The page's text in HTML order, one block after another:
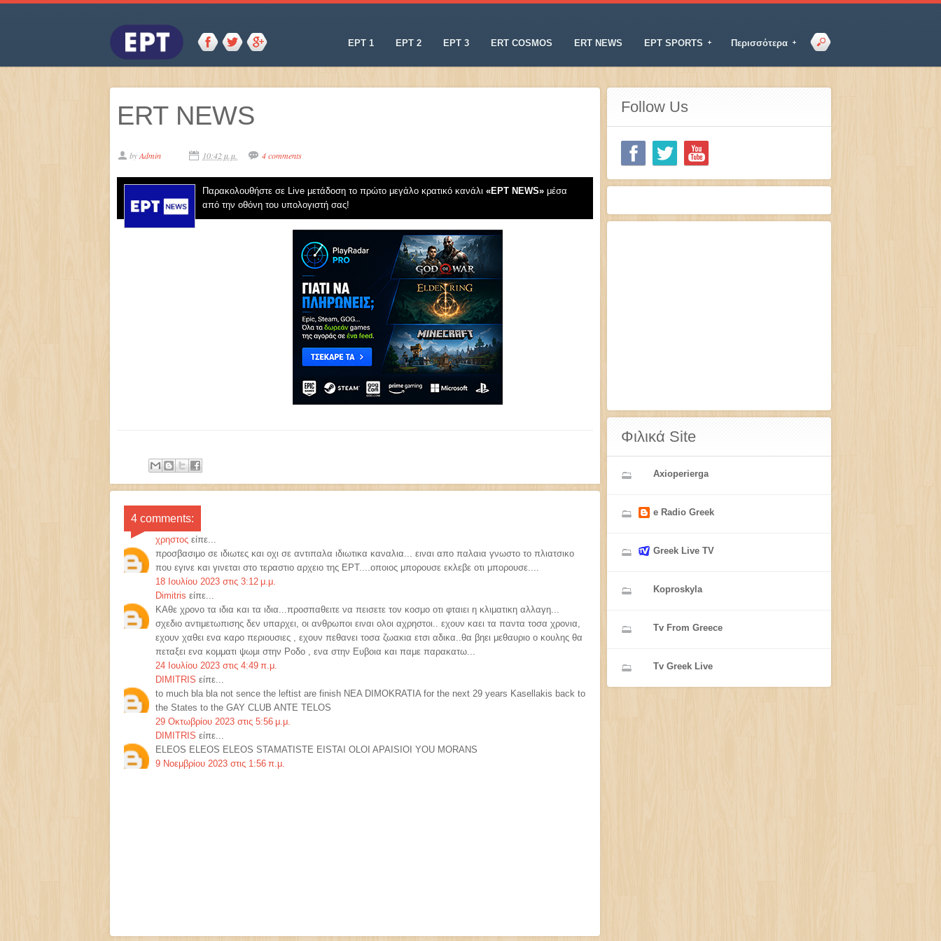
ΕΡΤ 1 ΕΡΤ 2 ΕΡΤ 3 ERT COSMOS ERT NEWS ΕΡΤ SPORTS Περισσότερα
ERT NEWS
byAdmin 10:42 μ.μ. 4 comments
Παρακολουθήστε σε Live μετάδοση το πρώτο μεγάλο κρατικό κανάλι «EΡT NEWS» μέσα
από την οθόνη του υπολογιστή σας!
4 comments:
χρηστος είπε...
προσβασιμο σε ιδιωτες και οχι σε αντιπαλα ιδιωτικα καναλια... ειναι απο παλαια γνωστο το πλιατσικο
που εγινε και γινεται στο τεραστιο αρχειο της ΕΡΤ....οποιος μπορουσε εκλεβε οτι μπορουσε....
18 Ιουλίου 2023 στις 3:12 μ.μ.
Dimitris είπε...
ΚΑθε χρονο τα ιδια και τα ιδια...προσπαθειτε να πεισετε τον κοσμο οτι φταιει η κλιματικη αλλαγη...
σχεδιο αντιμετωπισης δεν υπαρχει, οι ανθρωποι ειναι ολοι αχρηστοι.. εχουν καει τα παντα τοσα χρονια,
εχουν χαθει ενα καρο περιουσιες , εχουν πεθανει τοσα ζωακια ετσι αδικα..θα βηει μεθαυριο ο κουλης θα
πεταξει ενα κομματι ψωμι στην Ροδο , ενα στην Ευβοια και παμε παρακατω...
24 Ιουλίου 2023 στις 4:49 π.μ.
DIMITRIS είπε...
to much bla bla not sence the leftist are finish NEA DIMOKRATIA for the next 29 years Kasellakis back to
the States to the GAY CLUB ANTE TELOS
29 Οκτωβρίου 2023 στις 5:56 μ.μ.
DIMITRIS είπε...
ELEOS ELEOS ELEOS STAMATISTE EISTAI OLOI APAISIOI YOU MORANS
9 Νοεμβρίου 2023 στις 1:56 π.μ.
Follow Us
Φιλικά Site
Axioperierga
e Radio Greek
Greek Live TV
Koproskyla
Tv From Greece
Tv Greek Live